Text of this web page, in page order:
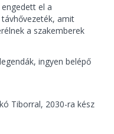
el a
amit
a szakemberek
ingyen belépő
Tiborral, 2030-ra kész